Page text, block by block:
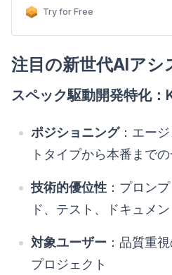
Try for Free
注目の新世代AIアシ
スペック駆動開発特化：
ポジショニング：エー
トタイプから本番まで
技術的優位性 ：プロン
ド、テスト、ドキュメ
対象ユーザー ：品質重
プロジェクト